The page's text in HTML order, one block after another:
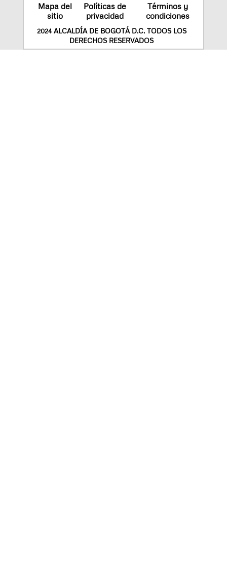
Mapa del
sitio
Políticas de
privacidad
Términos y
condiciones
2024 ALCALDÍA DE BOGOTÁ D.C. TODOS LOS
DERECHOS RESERVADOS